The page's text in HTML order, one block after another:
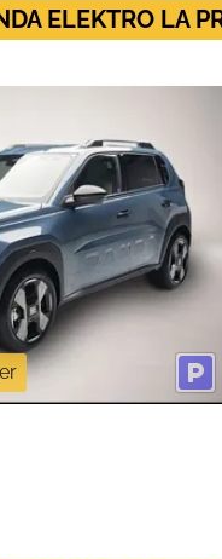
ELEKTRO LA